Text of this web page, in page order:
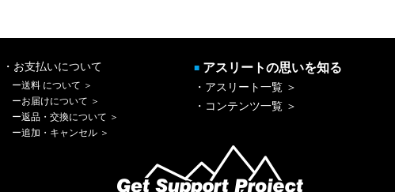
・お支払いについて
ー送料 について ＞
ーお届けについて ＞
ー返品・交換について ＞
ー追加・キャンセル ＞
■ アスリートの思いを知る
・アスリート一覧 ＞
・コンテンツ一覧 ＞